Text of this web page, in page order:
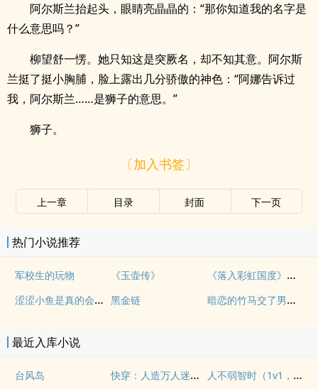
阿尔斯兰抬起头，眼睛亮晶晶的：“那你知道我的名字是
什么意思吗？”
柳望舒一愣。她只知这是突厥名，却不知其意。阿尔斯
兰挺了挺小胸脯，脸上露出几分骄傲的神色：“阿娜告诉过
我，阿尔斯兰……是狮子的意思。”
狮子。
〔加入书签〕
上一章 目录 封面 下一页
热门小说推荐
军校生的玩物 《玉壶传》
《落入彩虹国度》穿越+西幻+言情
涩涩小鱼是真的会被干透 黑金链 暗恋的竹马交了男朋友（bg，弯掰直，1v2）
最近入库小说
台风岛 快穿：人造万人迷NPH 人不弱智时（1v1，兄妹）